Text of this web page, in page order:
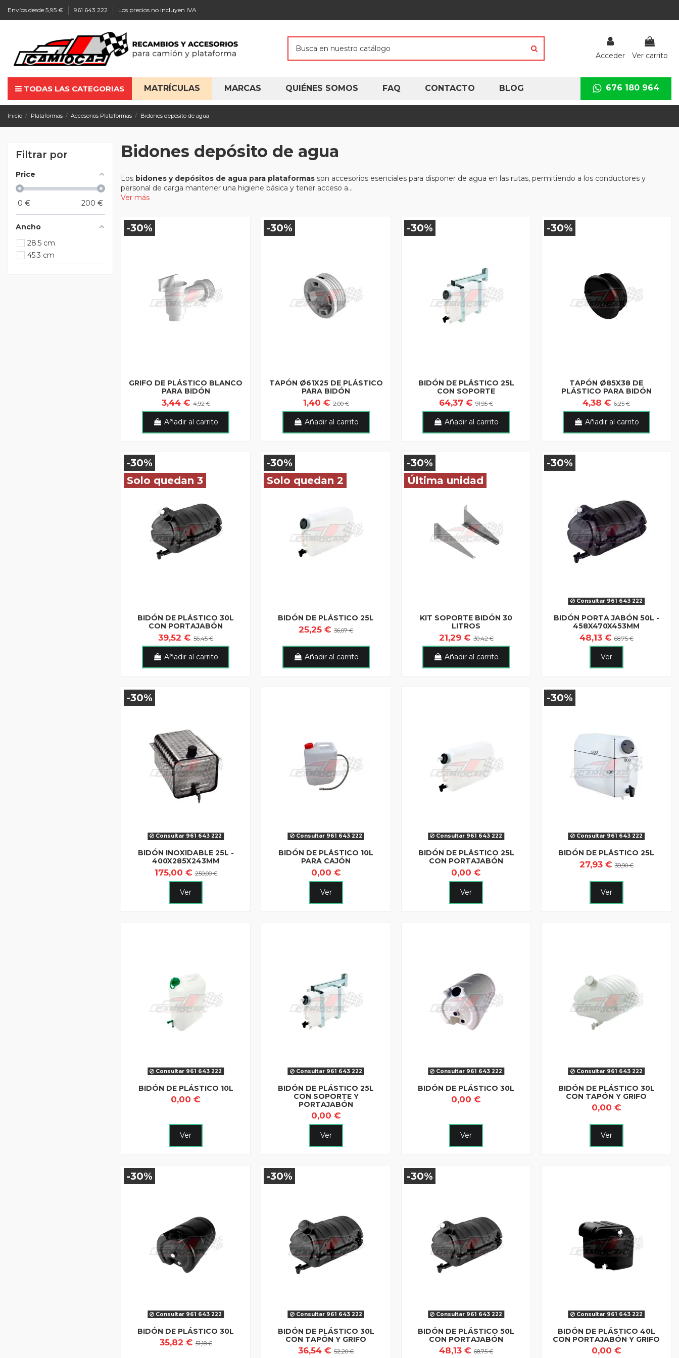
Envíos desde 5,95 € 961 643 222 Los precios no incluyen IVA
Acceder Ver carrito
TODAS LAS CATEGORIAS MATRÍCULAS MARCAS QUIÉNES SOMOS FAQ CONTACTO BLOG 676 180 964
Inicio Plataformas Accesorios Plataformas Bidones depósito de agua
Bidones depósito de agua
Los bidones y depósitos de agua para plataformas son accesorios esenciales para disponer de agua en las rutas, permitiendo a los conductores y
personal de carga mantener una higiene básica y tener acceso a...
Ver más
-30%
GRIFO DE PLÁSTICO BLANCO
PARA BIDÓN
3,44 €4,92 €
Añadir al carrito
-30%
TAPÓN Ø61X25 DE PLÁSTICO
PARA BIDÓN
1,40 €2,00 €
Añadir al carrito
-30%
BIDÓN DE PLÁSTICO 25L
CON SOPORTE
64,37 €91,95 €
Añadir al carrito
-30%
TAPÓN Ø85X38 DE
PLÁSTICO PARA BIDÓN
4,38 €6,25 €
Añadir al carrito
-30%
Solo quedan 3
BIDÓN DE PLÁSTICO 30L
CON PORTAJABÓN
39,52 €56,45 €
Añadir al carrito
-30%
Solo quedan 2
BIDÓN DE PLÁSTICO 25L
25,25 €36,07 €
Añadir al carrito
-30%
Última unidad
KIT SOPORTE BIDÓN 30
LITROS
21,29 €30,42 €
Añadir al carrito
-30%
Consultar 961 643 222
BIDÓN PORTA JABÓN 50L -
458X470X453MM
48,13 €68,75 €
Ver
-30%
Consultar 961 643 222
BIDÓN INOXIDABLE 25L -
400X285X243MM
175,00 €250,00 €
Ver
Consultar 961 643 222
BIDÓN DE PLÁSTICO 10L
PARA CAJÓN
0,00 €
Ver
Consultar 961 643 222
BIDÓN DE PLÁSTICO 25L
CON PORTAJABÓN
0,00 €
Ver
-30%
Consultar 961 643 222
BIDÓN DE PLÁSTICO 25L
27,93 €39,90 €
Ver
Consultar 961 643 222
BIDÓN DE PLÁSTICO 10L
0,00 €
Ver
Consultar 961 643 222
BIDÓN DE PLÁSTICO 25L
CON SOPORTE Y
PORTAJABÓN
0,00 €
Ver
Consultar 961 643 222
BIDÓN DE PLÁSTICO 30L
0,00 €
Ver
Consultar 961 643 222
BIDÓN DE PLÁSTICO 30L
CON TAPÓN Y GRIFO
0,00 €
Ver
-30%
Consultar 961 643 222
BIDÓN DE PLÁSTICO 30L
35,82 €51,18 €
-30%
Consultar 961 643 222
BIDÓN DE PLÁSTICO 30L
CON TAPÓN Y GRIFO
36,54 €52,20 €
-30%
Consultar 961 643 222
BIDÓN DE PLÁSTICO 50L
CON PORTAJABÓN
48,13 €68,75 €
Consultar 961 643 222
BIDÓN DE PLÁSTICO 40L
CON PORTAJABÓN Y GRIFO
0,00 €
Filtrar por
Price
0 € 200 €
Ancho
28.5 cm
45.3 cm